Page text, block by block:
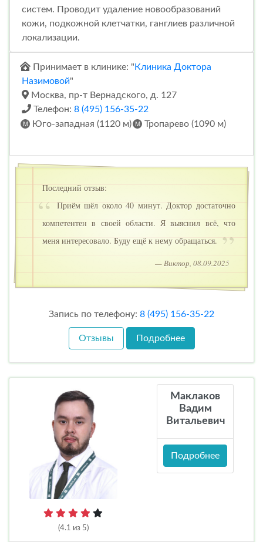
систем. Проводит удаление новообразований
кожи, подкожной клетчатки, ганглиев различной
локализации.
Принимает в клинике: " Клиника Доктора
Назимовой"
Москва, пр-т Вернадского, д. 127
Телефон: 8 (495) 156-35-22
Юго-западная (1120 м)
Тропарево (1090 м)
Последний отзыв:
Приём шёл около 40 минут. Доктор достаточно
компетентен в своей области. Я выяснил всё, что
меня интересовало. Буду ещё к нему обращаться.
— Виктор, 08.09.2025
Запись по телефону: 8 (495) 156-35-22
Отзывы Подробнее
(4.1 из 5)
Маклаков
Вадим
Витальевич
Подробнее